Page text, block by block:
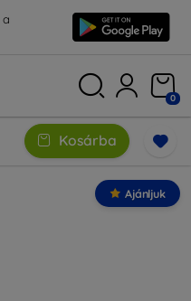
a
0
Kosárba
Ajánljuk